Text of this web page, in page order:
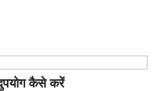
कैसे करें